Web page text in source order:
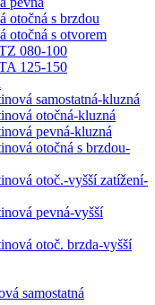
otočná s brzdou
otočná s otvorem
080-100
125-150
samostatná-kluzná
otočná-kluzná
pevná-kluzná
otočná s brzdou-
otoč.-vyšší zatížení-
pevná-vyšší
otoč. brzda-vyšší
samostatná